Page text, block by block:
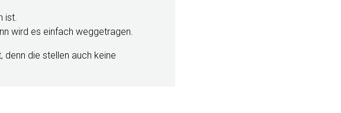
ist.
wird es einfach weggetragen.
denn die stellen auch keine